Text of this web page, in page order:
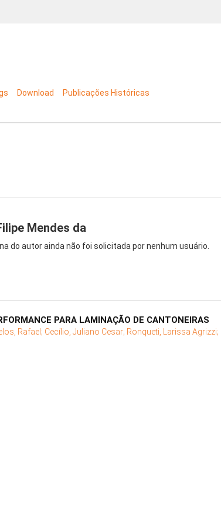
Download Publicações Históricas
Mendes da
do autor ainda não foi solicitada por nenhum usuário.
PARA LAMINAÇÃO DE CANTONEIRAS
Rafael; Cecílio, Juliano Cesar; Ronqueti, Larissa Agrizzi;